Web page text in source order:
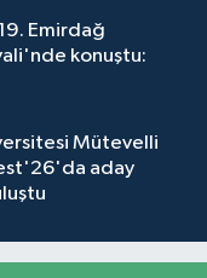
Emirdağ
konuştu:
Mütevelli
aday